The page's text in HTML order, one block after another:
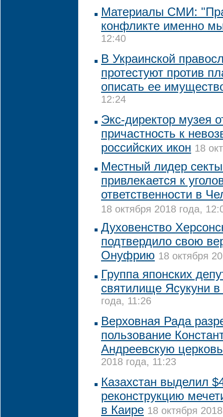
Материалы СМИ:
конфликте именно
12:40
В Украинской
протестуют против
описать ее
12:24
Экс-директор музея
причастность к
российских икон 18
Местный лидер
привлекается к
ответственности в
18 октября 2018 года,
Духовенство
подтвердило свою
Онуфрию 18 октября
Группа японских
святилище Ясукуни в
года, 11:26
Верховная Рада
пользование
Андреевскую
2018 года, 11:23
Казахстан выделил
реконструкцию
в Каире 18 октября